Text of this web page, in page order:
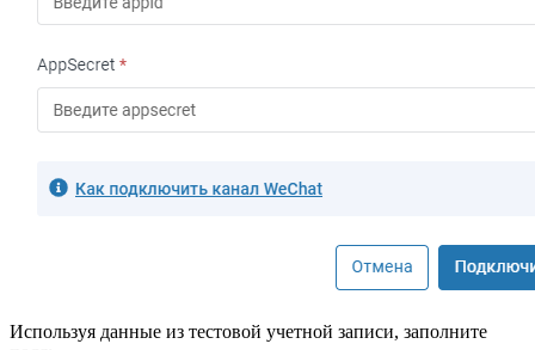
Используя данные из тестовой учетной записи, заполните